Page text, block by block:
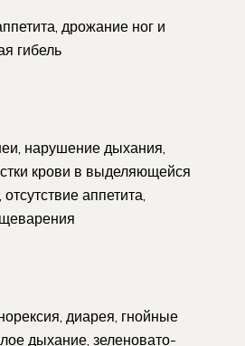
дрожание ног и
гибель
нарушение дыхания,
крови в выделяющейся
аппетита,
диарея, гнойные
дыхание, зеленовато-